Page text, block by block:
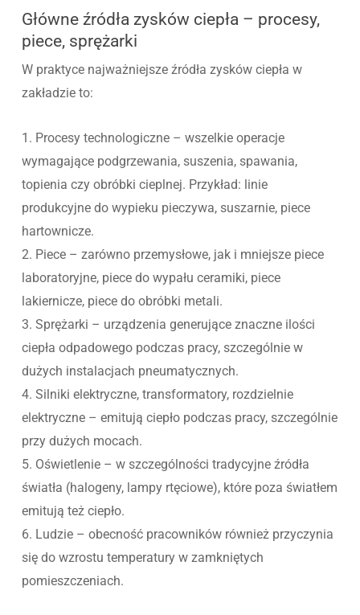
Główne źródła zysków ciepła – procesy,
piece, sprężarki
W praktyce najważniejsze źródła zysków ciepła w
zakładzie to:
1. Procesy technologiczne – wszelkie operacje
wymagające podgrzewania, suszenia, spawania,
topienia czy obróbki cieplnej. Przykład: linie
produkcyjne do wypieku pieczywa, suszarnie, piece
hartownicze.
2. Piece – zarówno przemysłowe, jak i mniejsze piece
laboratoryjne, piece do wypału ceramiki, piece
lakiernicze, piece do obróbki metali.
3. Sprężarki – urządzenia generujące znaczne ilości
ciepła odpadowego podczas pracy, szczególnie w
dużych instalacjach pneumatycznych.
4. Silniki elektryczne, transformatory, rozdzielnie
elektryczne – emitują ciepło podczas pracy, szczególnie
przy dużych mocach.
5. Oświetlenie – w szczególności tradycyjne źródła
światła (halogeny, lampy rtęciowe), które poza światłem
emitują też ciepło.
6. Ludzie – obecność pracowników również przyczynia
się do wzrostu temperatury w zamkniętych
pomieszczeniach.